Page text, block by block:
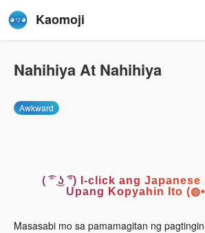
Kaomoji
Nahihiya At Nahihiya
Awkward
( ͡° ͜ʖ ͡°) I-click ang
Upang Kopyahin Ito
Masasabi mo sa pamamagitan ng